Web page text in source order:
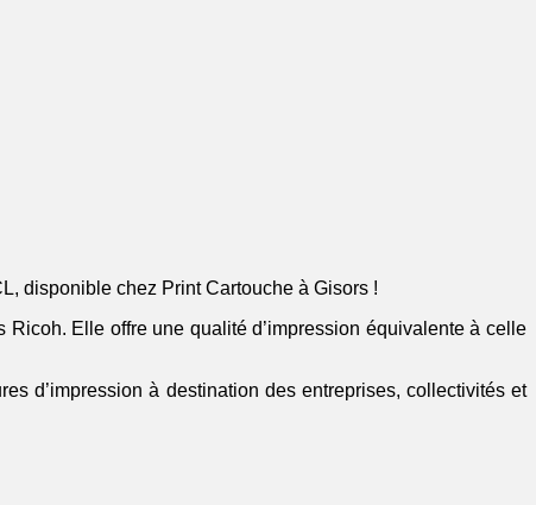
disponible chez Print Cartouche à Gisors !
Elle offre une qualité d’impression équivalente à celle
d’impression à destination des entreprises, collectivités et